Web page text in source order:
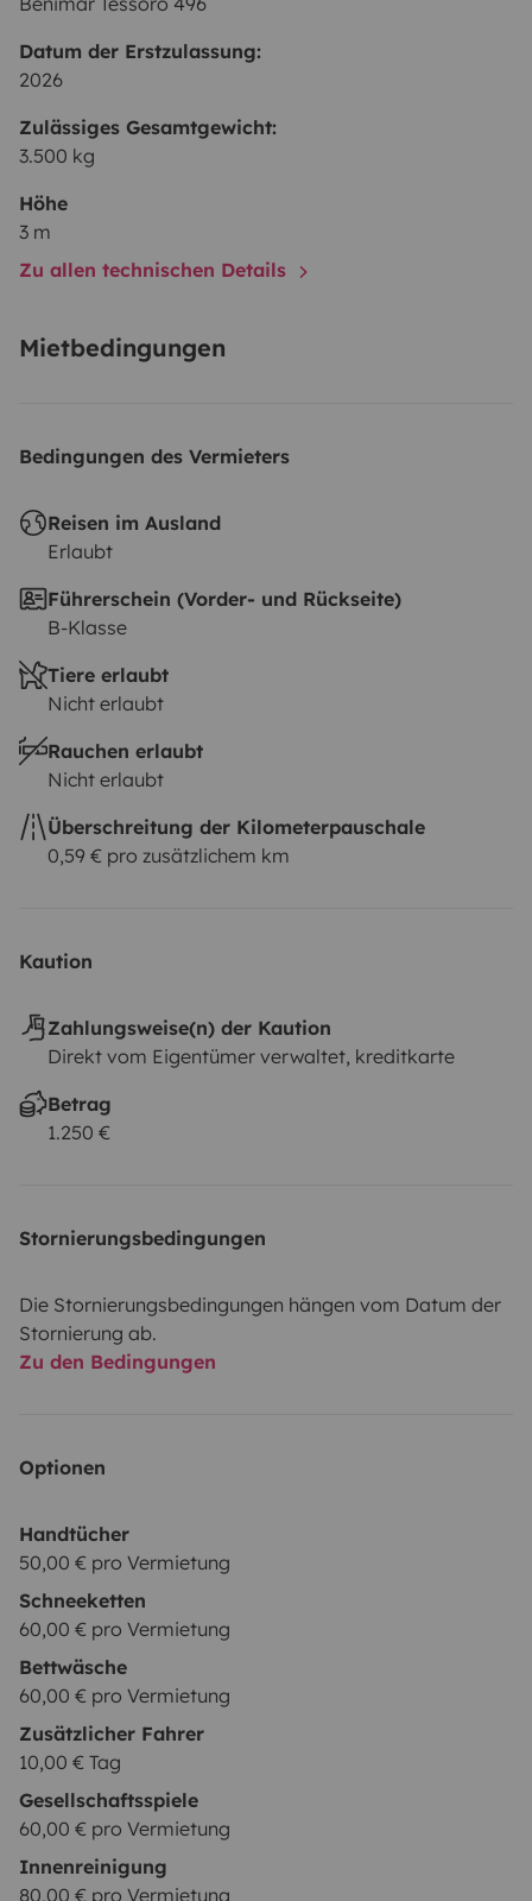
Datum der Erstzulassung:
2026
Zulässiges Gesamtgewicht:
3.500 kg
Höhe
3 m
Zu allen technischen Details
Mietbedingungen
Bedingungen des Vermieters
Reisen im Ausland
Erlaubt
Führerschein (Vorder- und Rückseite)
B-Klasse
Tiere erlaubt
Nicht erlaubt
Rauchen erlaubt
Nicht erlaubt
Überschreitung der Kilometerpauschale
0,59 € pro zusätzlichem km
Kaution
Zahlungsweise(n) der Kaution
Direkt vom Eigentümer verwaltet, kreditkarte
Betrag
1.250 €
Stornierungsbedingungen
Die Stornierungsbedingungen hängen vom Datum der
Stornierung ab.
Zu den Bedingungen
Optionen
Handtücher
50,00 € pro Vermietung
Schneeketten
60,00 € pro Vermietung
Bettwäsche
60,00 € pro Vermietung
Zusätzlicher Fahrer
10,00 € Tag
Gesellschaftsspiele
60,00 € pro Vermietung
Innenreinigung
80,00 € pro Vermietung